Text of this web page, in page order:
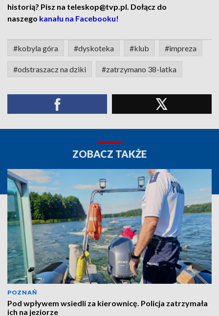
historią? Pisz na teleskop@tvp.pl. Dołącz do
naszego kanału na Facebooku!
#kobyla góra #dyskoteka #klub #impreza
#odstraszacz na dziki #zatrzymano 38-latka
ZOBACZ TAKŻE
POZNAŃ
Pod wpływem wsiedli za kierownicę. Policja zatrzymała
ich na jeziorze